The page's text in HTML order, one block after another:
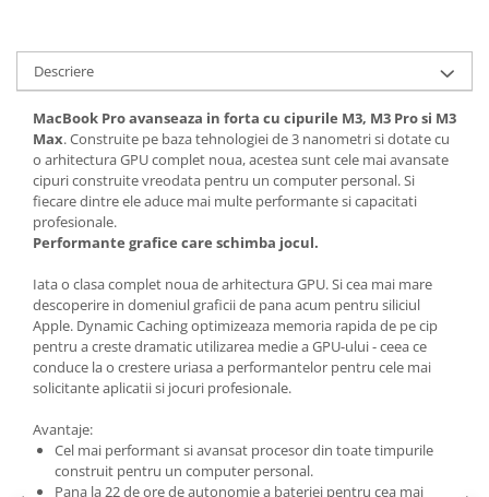
Descriere
MacBook Proavanseaza in forta cu cipurile M3, M3 Pro si M3
Max. Construite pe baza tehnologiei de 3 nanometri si dotate cu
o arhitectura GPU complet noua, acestea sunt cele mai avansate
cipuri construite vreodata pentru un computer personal. Si
fiecare dintre ele aduce mai multe performante si capacitati
profesionale.
Performante grafice care schimba jocul.
Iata o clasa complet noua de arhitectura GPU. Si cea mai mare
descoperire in domeniul graficii de pana acum pentru siliciul
Apple. Dynamic Caching optimizeaza memoria rapida de pe cip
pentru a creste dramatic utilizarea medie a GPU-ului - ceea ce
conduce la o crestere uriasa a performantelor pentru cele mai
solicitante aplicatii si jocuri profesionale.
Avantaje:
Cel mai performant si avansat procesor din toate timpurile
construit pentru un computer personal.
Pana la 22 de ore de autonomie a bateriei pentru cea mai